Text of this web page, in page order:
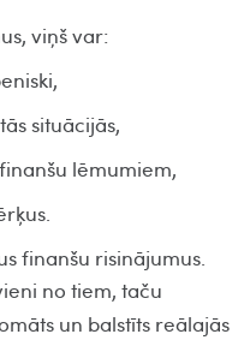
viņš var:
situācijās,
lēmumiem,
finanšu risinājumus.
no tiem, taču
un balstīts reālajās